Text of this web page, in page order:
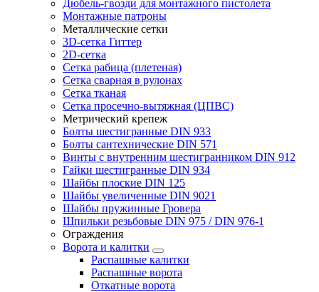
Дюбель-гвозди для монтажного пистолета
Монтажные патроны
Металлические сетки
3D-сетка Гиттер
2D-сетка
Сетка рабица (плетеная)
Сетка сварная в рулонах
Сетка тканая
Сетка просечно-вытяжная (ЦПВС)
Метрический крепеж
Болты шестигранные DIN 933
Болты сантехнические DIN 571
Винты с внутренним шестигранником DIN 912
Гайки шестигранные DIN 934
Шайбы плоские DIN 125
Шайбы увеличенные DIN 9021
Шайбы пружинные Гровера
Шпильки резьбовые DIN 975 / DIN 976-1
Ограждения
Ворота и калитки
Распашные калитки
Распашные ворота
Откатные ворота